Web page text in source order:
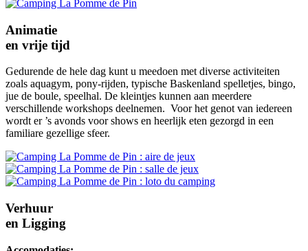
Animatie
en vrije tijd
Gedurende de hele dag kunt u meedoen met diverse activiteiten
zoals aquagym, pony-rijden, typische Baskenland spelletjes, bingo,
jue de boule, speelhal. De kleintjes kunnen aan meerdere
verschillende workshops deelnemen. Voor het genot van iedereen
wordt er ’s avonds voor shows en heerlijk eten gezorgd in een
familiare gezellige sfeer.
Verhuur
en Ligging